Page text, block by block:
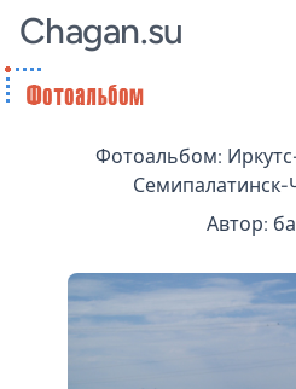
Chagan.su
Фотоальбом:
Семипалатинск-
Автор: